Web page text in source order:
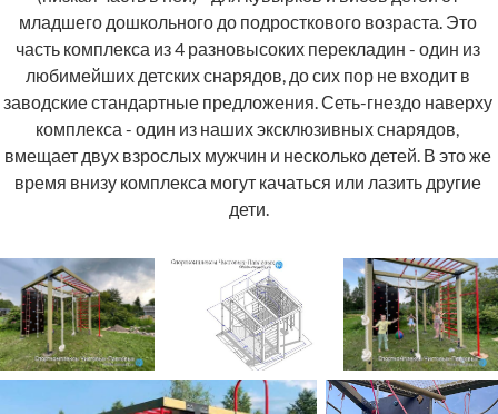
младшего дошкольного до подросткового возраста. Это
часть комплекса из 4 разновысоких перекладин - один из
любимейших детских снарядов, до сих пор не входит в
заводские стандартные предложения. Сеть-гнездо наверху
комплекса - один из наших эксклюзивных снарядов,
вмещает двух взрослых мужчин и несколько детей. В это же
время внизу комплекса могут качаться или лазить другие
дети.